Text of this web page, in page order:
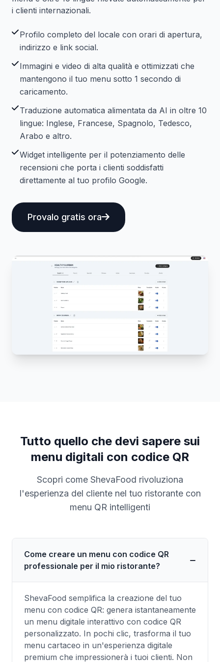
i clienti internazionali.
Profilo completo del locale con orari di apertura,
indirizzo e link social.
Immagini e video di alta qualità e ottimizzati che
mantengono il tuo menu sotto 1 secondo di
caricamento.
Traduzione automatica alimentata da AI in oltre 10
lingue: Inglese, Francese, Spagnolo, Tedesco,
Arabo e altro.
Widget intelligente per il potenziamento delle
recensioni che porta i clienti soddisfatti
direttamente al tuo profilo Google.
Provalo gratis ora
Tutto quello che devi sapere sui
menu digitali con codice QR
Scopri come ShevaFood rivoluziona
l'esperienza del cliente nel tuo ristorante con
menu QR intelligenti
Come creare un menu con codice QR
professionale per il mio ristorante?
ShevaFood semplifica la creazione del tuo
menu con codice QR: genera istantaneamente
un menu digitale interattivo con codice QR
personalizzato. In pochi clic, trasforma il tuo
menu cartaceo in un'esperienza digitale
premium che impressionerà i tuoi clienti. Non